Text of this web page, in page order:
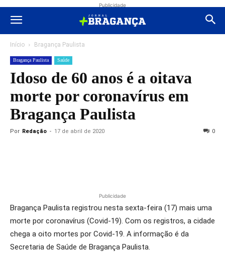
Publicidade
Início Bragança Paulista
Bragança Paulista Saúde
Idoso de 60 anos é a oitava
morte por coronavírus em
Bragança Paulista
Por Redação - 17 de abril de 2020 0
Publicidade
Bragança Paulista registrou nesta sexta-feira (17) mais uma
morte por coronavírus (Covid-19). Com os registros, a cidade
chega a oito mortes por Covid-19. A informação é da
Secretaria de Saúde de Bragança Paulista.